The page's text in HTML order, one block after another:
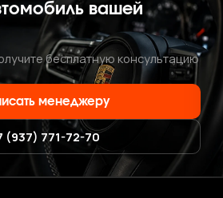
вашей
бесплатную консультацию
менеджеру
(937) 771-72-70